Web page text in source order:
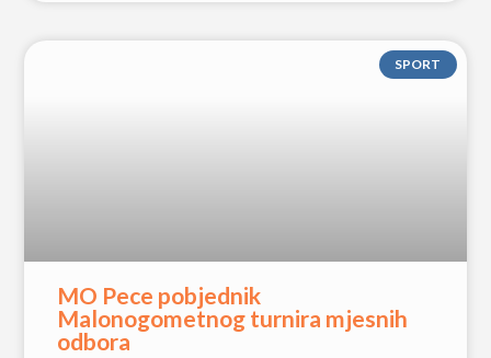
SPORT
MO Pece pobjednik
Malonogometnog turnira mjesnih
odbora